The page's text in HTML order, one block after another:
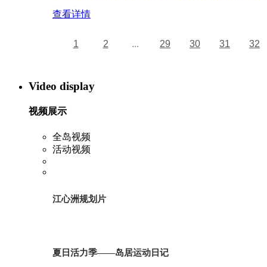
查看详情
1 2 ... 29 30 31 32
Video display
视频展示
全岛视频
活动视频
江心洲规划片
夏日活力季——岛居运动日记